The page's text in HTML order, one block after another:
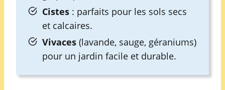
Cistes : parfaits pour les sols secs
et calcaires.
Vivaces (lavande, sauge, géraniums)
pour un jardin facile et durable.